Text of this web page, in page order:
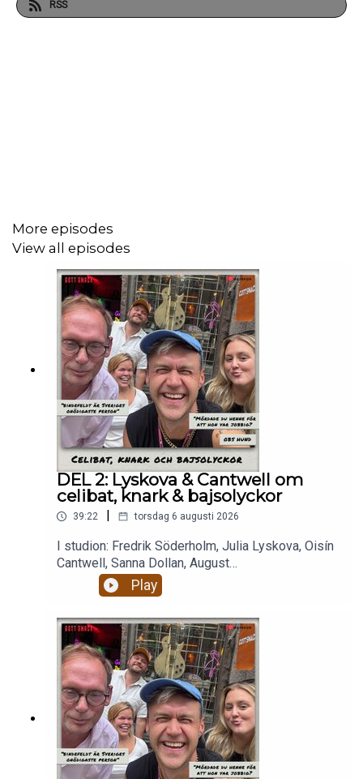
RSS
More episodes
View all episodes
DEL 2: Lyskova & Cantwell om
celibat, knark & bajsolyckor
39:22 torsdag 6 augusti 2026
I studion: Fredrik Söderholm, Julia Lyskova, Oisín
Cantwell, Sanna Dollan, August
BohlinBajsolyckor. Livets största smärtor.Alkohol,
droger och RISKbruk.Celibat och berakups.Nästan
två timmar magiskt mys som eskalerar ju fullare
alla blir och ju mer dement kantarell
blir.Enjoy! Stötta oss på patreon.com/gottsnack
och få HELA avsnittet!
Play